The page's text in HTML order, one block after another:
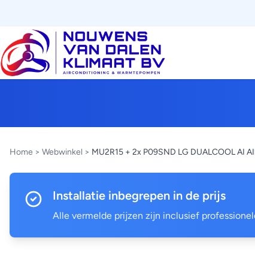
Home > Webwinkel > MU2R15 + 2x P09SND LG DUALCOOL AI
Installatie inbegrepen in de prijs
Alle vermelde prijzen zijn inclusief